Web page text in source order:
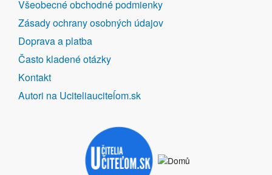
ODKAZY
Všeobecné obchodné podmienky
Zásady ochrany osobných údajov
Doprava a platba
Často kladené otázky
Kontakt
Autori na Uciteliauciteĺom.sk